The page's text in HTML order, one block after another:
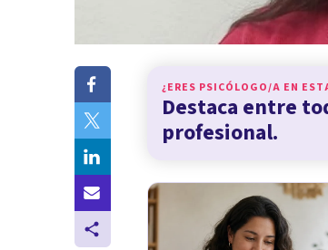
¿ERES PSICÓLOGO/A EN
Destaca entre
profesional.